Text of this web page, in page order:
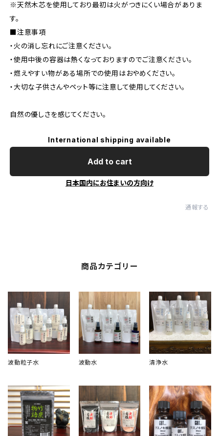
※天然木芯を使用しており最初は火がつきにくい場合がありま
す。
■注意事項
・火の消し忘れにご注意ください。
・使用中後の容器は熱くなっておりますのでご注意ください。
・燃えやすい物がある場所での使用はおやめください。
・大切な子供さんやペット等に注意して使用してください。
自然の優しさを感じてください。
International shipping available
Add to cart
日本国内にお住まいの方向け
通報する
商品カテゴリー
波動粒子水 波動水 清浄水